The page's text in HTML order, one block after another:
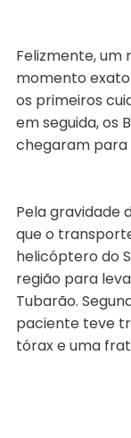
Felizmente, um
momento
os primeiros
em seguida, os
chegaram para
Pela gravidade
que o
helicóptero do
região para
Tubarão.
paciente teve
tórax e uma